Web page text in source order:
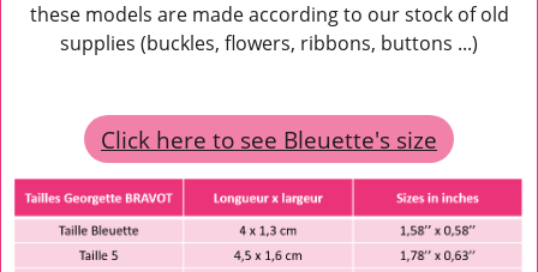
these models are made according to our stock of old
supplies (buckles, flowers, ribbons, buttons ...)
Click here to see Bleuette's size